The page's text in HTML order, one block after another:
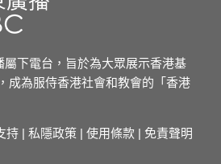
屬下電台，旨於為大眾展示香港基
成為服侍香港社會和教會的「香港
持 | 私隱政策 | 使用條款 | 免責聲明